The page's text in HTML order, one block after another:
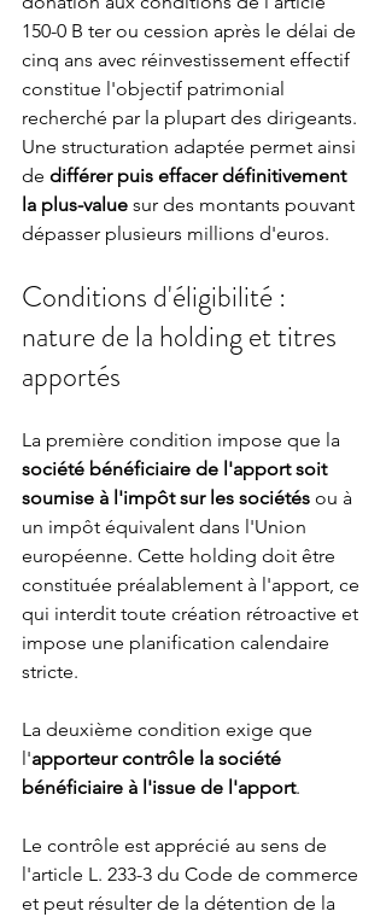
150-0 B ter ou cession après le délai de
cinq ans avec réinvestissement effectif
constitue l'objectif patrimonial
recherché par la plupart des dirigeants.
Une structuration adaptée permet ainsi
de différer puis effacer définitivement
la plus-value sur des montants pouvant
dépasser plusieurs millions d'euros.
Conditions d'éligibilité :
nature de la holding et titres
apportés
La première condition impose que la
société bénéficiaire de l'apport soit
soumise à l'impôt sur les sociétés ou à
un impôt équivalent dans l'Union
européenne. Cette holding doit être
constituée préalablement à l'apport, ce
qui interdit toute création rétroactive et
impose une planification calendaire
stricte.
La deuxième condition exige que
l'apporteur contrôle la société
bénéficiaire à l'issue de l'apport.
Le contrôle est apprécié au sens de
l'article L. 233-3 du Code de commerce
et peut résulter de la détention de la